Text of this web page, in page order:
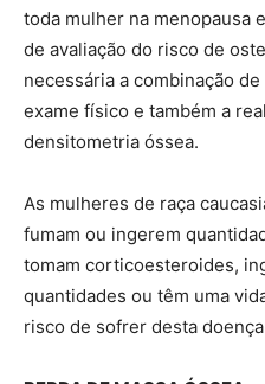
toda mulher na menopausa
de avaliação do risco de
necessária a combinação
exame físico e também a
densitometria óssea.
As mulheres de raça
fumam ou ingerem
tomam corticoesteroides,
quantidades ou têm uma
risco de sofrer desta